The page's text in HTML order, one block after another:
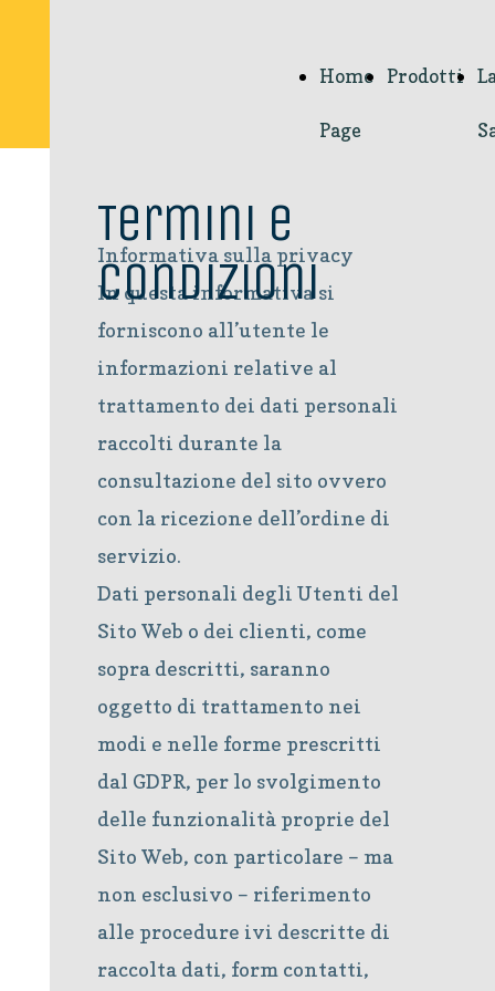
Home
Page
Prodotti
Termini e
condizioni
Informativa sulla privacy
In questa informativa si
forniscono all’utente le
informazioni relative al
trattamento dei dati personali
raccolti durante la
consultazione del sito ovvero
con la ricezione dell’ordine di
servizio.
Dati personali degli Utenti del
Sito Web o dei clienti, come
sopra descritti, saranno
oggetto di trattamento nei
modi e nelle forme prescritti
dal GDPR, per lo svolgimento
delle funzionalità proprie del
Sito Web, con particolare – ma
non esclusivo – riferimento
alle procedure ivi descritte di
raccolta dati, form contatti,